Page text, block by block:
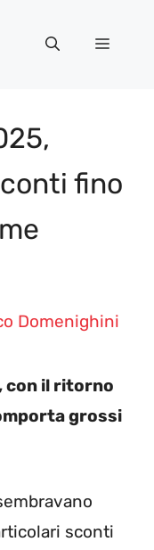
Menu
fino
Domenighini
con il ritorno
grossi
sconti